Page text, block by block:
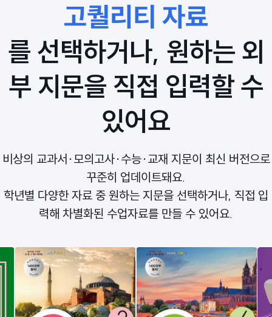
고퀄리티 자료
를 선택하거나, 원하는 외
부 지문을 직접 입력할 수
있어요
비상의 교과서·모의고사·수능·교재 지문이 최신 버전으로
꾸준히 업데이트돼요.
학년별 다양한 자료 중 원하는 지문을 선택하거나, 직접 입
력해 차별화된 수업자료를 만들 수 있어요.